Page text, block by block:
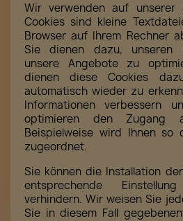
Wir verwenden auf unserer
Cookies sind kleine
Browser auf Ihrem Rechner
Sie dienen dazu, unseren
unsere Angebote zu
dienen diese Cookies
automatisch wieder zu
Informationen verbessern
optimieren den Zugang
Beispielweise wird Ihnen so
zugeordnet.
Sie können die Installation
entsprechende
verhindern. Wir weisen Sie
Sie in diesem Fall